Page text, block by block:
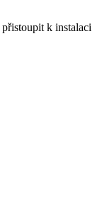
k instalaci